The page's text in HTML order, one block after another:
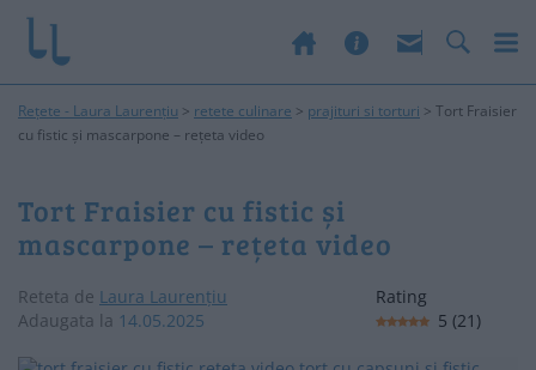
Rețete - Laura Laurențiu > retete culinare > prajituri si torturi > Tort Fraisier
cu fistic și mascarpone – rețeta video
Tort Fraisier cu fistic și
mascarpone – rețeta video
Reteta de Laura Laurențiu
Adaugata la 14.05.2025
Rating
5 (21 )